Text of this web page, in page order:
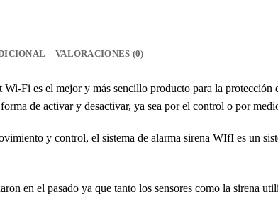
VALORACIONES (0)
Fi es el mejor y más sencillo producto para la
de activar y desactivar, ya sea por el control o por
y control, el sistema de alarma sirena WIfI es un
en el pasado ya que tanto los sensores como la sirena